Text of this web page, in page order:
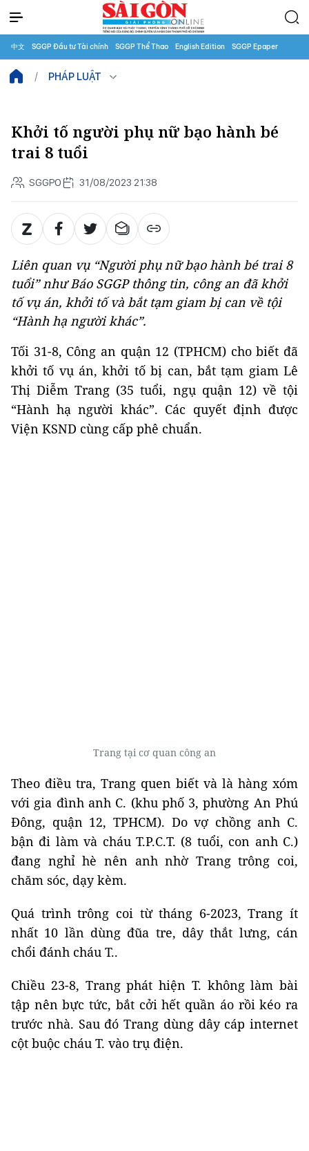
中文 SGGP Đầu tư Tài chính SGGP Thể Thao English Edition SGGP Epaper
PHÁP LUẬT
Khởi tố người phụ nữ bạo hành bé
trai 8 tuổi
SGGPO 31/08/2023 21:38
Liên quan vụ “Người phụ nữ bạo hành bé trai 8
tuổi” như Báo SGGP thông tin, công an đã khởi
tố vụ án, khởi tố và bắt tạm giam bị can về tội
“Hành hạ người khác”.
Tối 31-8, Công an quận 12 (TPHCM) cho biết đã
khởi tố vụ án, khởi tố bị can, bắt tạm giam Lê
Thị Diễm Trang (35 tuổi, ngụ quận 12) về tội
“Hành hạ người khác”. Các quyết định được
Viện KSND cùng cấp phê chuẩn.
Trang tại cơ quan công an
Theo điều tra, Trang quen biết và là hàng xóm
với gia đình anh C. (khu phố 3, phường An Phú
Đông, quận 12, TPHCM). Do vợ chồng anh C.
bận đi làm và cháu T.P.C.T. (8 tuổi, con anh C.)
đang nghỉ hè nên anh nhờ Trang trông coi,
chăm sóc, dạy kèm.
Quá trình trông coi từ tháng 6-2023, Trang ít
nhất 10 lần dùng đũa tre, dây thắt lưng, cán
chổi đánh cháu T..
Chiều 23-8, Trang phát hiện T. không làm bài
tập nên bực tức, bắt cởi hết quần áo rồi kéo ra
trước nhà. Sau đó Trang dùng dây cáp internet
cột buộc cháu T. vào trụ điện.